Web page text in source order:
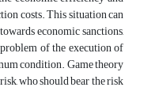
costs. This situation can
economic sanctions,
of the execution of
condition. Game theory
who should bear the risk